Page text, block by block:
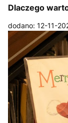
Dlaczego
dodano: 12-11-